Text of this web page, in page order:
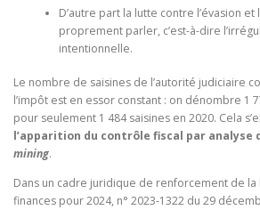
D’autre part la lutte contre l’évasion
proprement parler, c’est-à-dire
intentionnelle.
Le nombre de saisines de l’autorité judiciaire
l’impôt est en essor constant : on dénombre 1
pour seulement 1 484 saisines en 2020. Cela
l’apparition du contrôle fiscal par analyse
mining.
Dans un cadre juridique de renforcement de la
finances pour 2024, n° 2023-1322 du 29